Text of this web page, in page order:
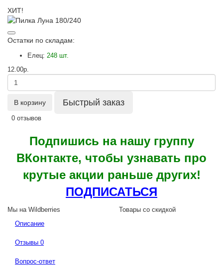
ХИТ!
Остатки по складам:
Елец: 248 шт.
12.00р.
В корзину Быстрый заказ
0 отзывов
Подпишись на нашу группу
ВКонтакте, чтобы узнавать про
крутые акции раньше других!
ПОДПИСАТЬСЯ
Мы на Wildberries
Товары со скидкой
Описание
Отзывы 0
Вопрос-ответ